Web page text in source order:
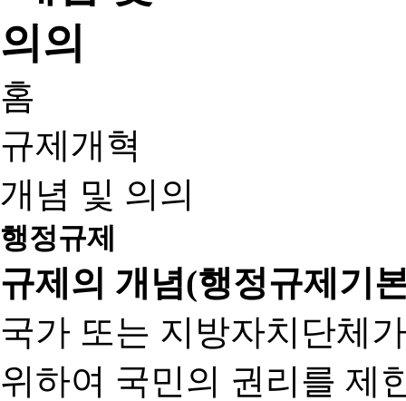
홈
규제개혁
개념 및 의의
행정규제
규제의 개념(행정규제기
국가 또는 지방자치단체
위하여 국민의 권리를 제